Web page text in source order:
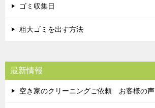
ゴミ収集日
粗大ゴミを出す方法
最新情報
空き家のクリーニングご依頼 お客様の声